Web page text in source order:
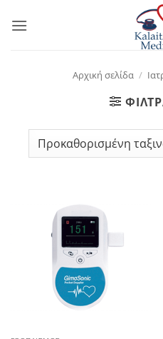
στο
Αρχική σελίδα /